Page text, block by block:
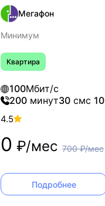
Мегафон
Минимум
Квартира
100Мбит/с
200 минут30 смс 10
4.5
0 ₽/мес 700₽/мес
Подробнее